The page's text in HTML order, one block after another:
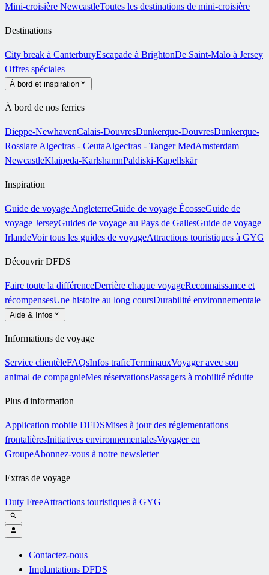
Mini-croisière NewcastleToutes les destinations de mini-croisière
Destinations
City break à CanterburyEscapade à BrightonDe Saint-Malo à Jersey
Offres spéciales
À bord et inspiration
À bord de nos ferries
Dieppe-NewhavenCalais-DouvresDunkerque-DouvresDunkerque-
Rosslare Algeciras - CeutaAlgeciras - Tanger MedAmsterdam–
NewcastleKlaipeda-KarlshamnPaldiski-Kapellskär
Inspiration
Guide de voyage AngleterreGuide de voyage ÉcosseGuide de
voyage JerseyGuides de voyage au Pays de GallesGuide de voyage
IrlandeVoir tous les guides de voyageAttractions touristiques à GYG
Découvrir DFDS
Faire toute la différenceDerrière chaque voyageReconnaissance et
récompensesUne histoire au long coursDurabilité environnementale
Aide & Infos
Informations de voyage
Service clientèleFAQsInfos traficTerminauxVoyager avec son
animal de compagnieMes réservationsPassagers à mobilité réduite
Plus d'information
Application mobile DFDSMises à jour des réglementations
frontalièresInitiatives environnementalesVoyager en
GroupeAbonnez-vous à notre newsletter
Extras de voyage
Duty FreeAttractions touristiques à GYG
Contactez-nous
Implantations DFDS